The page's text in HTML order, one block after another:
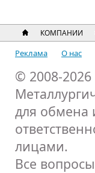
КОМПАНИИ
Реклама О нас
© 2008-2026
для обмена
лицами.
Все